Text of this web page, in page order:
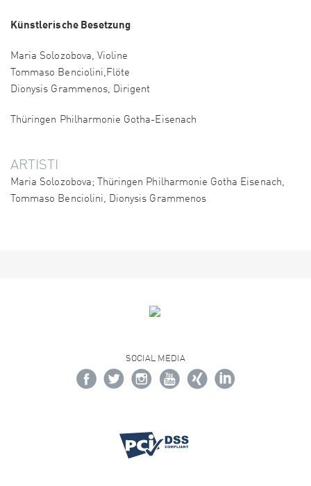
Künstlerische Besetzung
Maria Solozobova, Violine
Tommaso Benciolini,Flöte
Dionysis Grammenos, Dirigent
Thüringen Philharmonie Gotha-Eisenach
ARTISTI
Maria Solozobova; Thüringen Philharmonie Gotha Eisenach,
Tommaso Benciolini, Dionysis Grammenos
SOCIAL MEDIA